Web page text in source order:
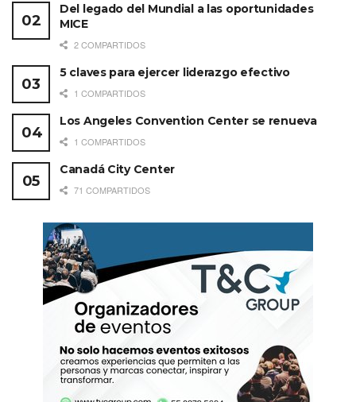
Del legado del Mundial a las oportunidades
MICE
2 COMPARTIDOS
5 claves para ejercer liderazgo efectivo
1 COMPARTIDOS
Los Angeles Convention Center se renueva
1 COMPARTIDOS
Canadá City Center
71 COMPARTIDOS